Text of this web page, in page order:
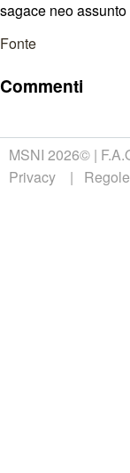
sagace neo assunto
Fonte
Commenti
MSNI 2026©
Privacy
Regole